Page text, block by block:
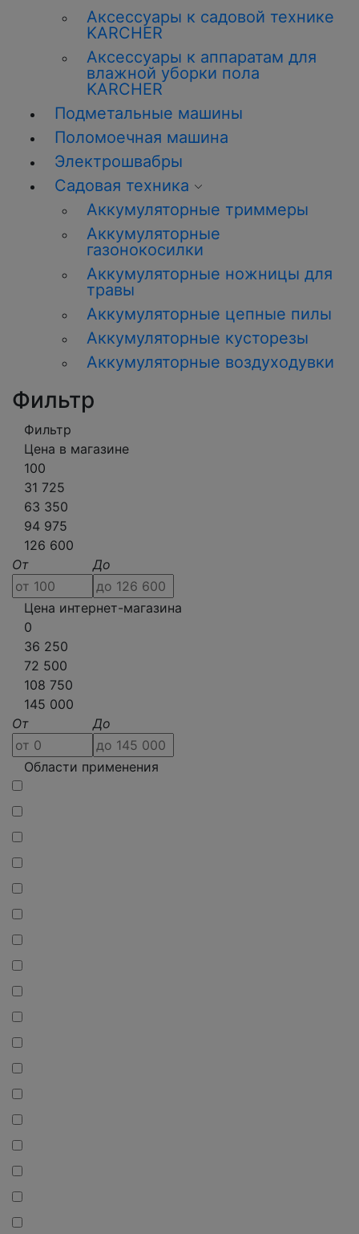
Аксессуары к садовой технике
KARCHER
Аксессуары к аппаратам для
влажной уборки пола
KARCHER
Подметальные машины
Поломоечная машина
Электрошвабры
Садовая техника
Аккумуляторные триммеры
Аккумуляторные
газонокосилки
Аккумуляторные ножницы для
травы
Аккумуляторные цепные пилы
Аккумуляторные кусторезы
Аккумуляторные воздуходувки
Фильтр
Фильтр
Цена в магазине
100
31 725
63 350
94 975
126 600
От
До
Цена интернет-магазина
0
36 250
72 500
108 750
145 000
От
До
Области применения